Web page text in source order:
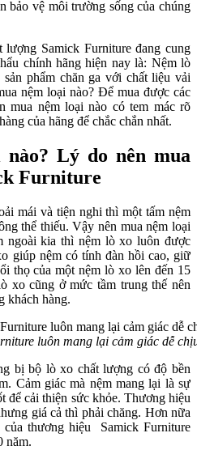
bảo vệ môi trường sống của chúng
lượng Samick Furniture đang cung
chính hãng hiện nay là: Nệm lò
phẩm chăn ga với chất liệu vải
nệm loại nào? Để mua được các
mua nệm loại nào có tem mác rõ
của hãng để chắc chắn nhất.
nào? Lý do nên mua
Furniture
mái và tiện nghi thì một tấm nệm
thể thiếu. Vậy nên mua nệm loại
ngoài kia thì nệm lò xo luôn được
giúp nệm có tính đàn hồi cao, giữ
thọ của một nệm lò xo lên đến 15
xo cũng ở mức tầm trung thế nên
khách hàng.
luôn mang lại cảm giác dễ
bị bộ lò xo chất lượng có độ bền
Cảm giác mà nệm mang lại là sự
để cải thiện sức khỏe. Thương hiệu
giá cả thì phải chăng. Hơn nữa
của thương hiệu Samick Furniture
năm.